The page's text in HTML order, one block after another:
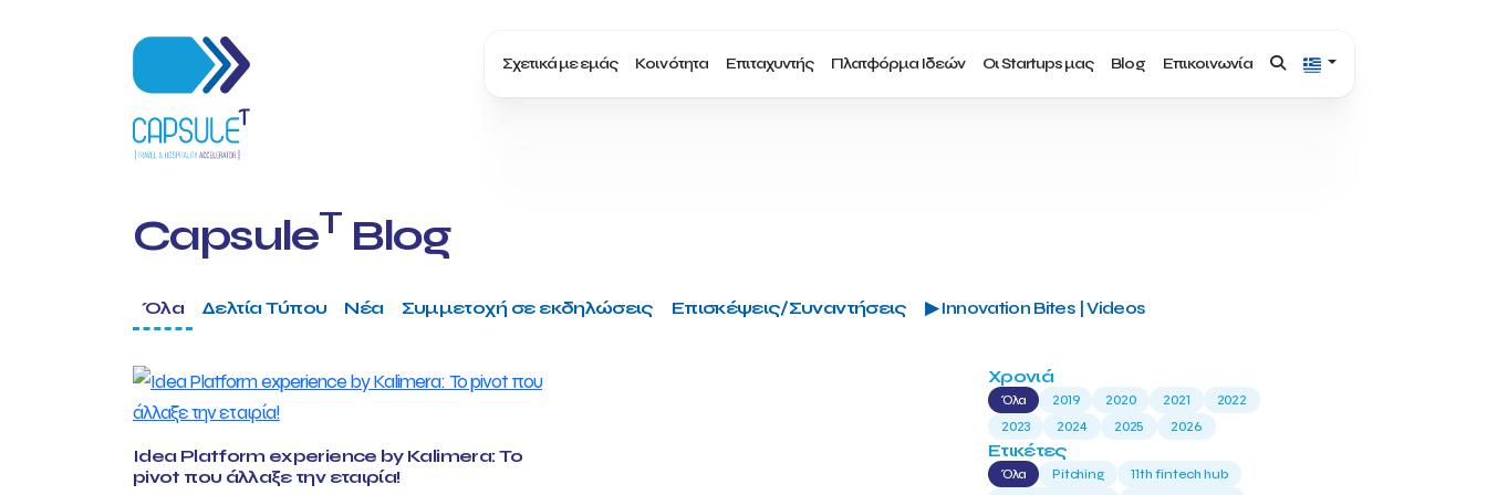
Σχετικά με εμάς Κοινότητα Επιταχυντής Πλατφόρμα Ιδεών Οι Startups μας Blog Επικοινωνία
CapsuleT Blog
Όλα Δελτία Τύπου Νέα Συμμετοχή σε εκδηλώσεις Επισκέψεις/Συναντήσεις ▶ Innovation Bites | Videos
Idea Platform experience by Kalimera: Το
pivot που άλλαξε την εταιρία!
Χρονιά
Όλα 2019 2020 2021
2022
2023
2024 2025 2026
Ετικέτες
Όλα Pitching
11th fintech hub